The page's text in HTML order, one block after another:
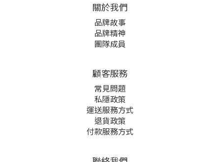
關於我們
品牌故事
品牌精神
團隊成員
顧客服務
常見問題
私隱政策
運送服務方式
退貨政策
付款服務方式